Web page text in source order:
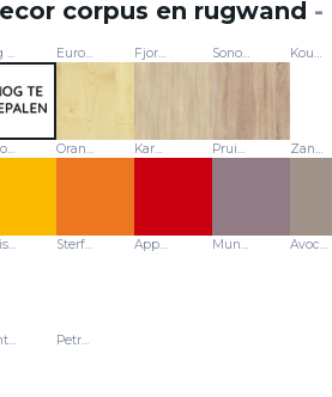
corpus en rugwand -
Nog te bepalen Europese esdoorn - 463 Fjordbeuk - 24029 Sonoma-eik - 577 Koud wit - 121
Citroengeel - U15579 Oranje - U16010 Karmijnrood - U17005 Pruim - U17505 Zandgrijs - U16001
Muisgrijs - Y278 Sterfruit - U19500 Appelgroen - U19501 Munt - U19006 Avocado - U19503
Gentiaanblauw - U18059 Petrolblauw - 244